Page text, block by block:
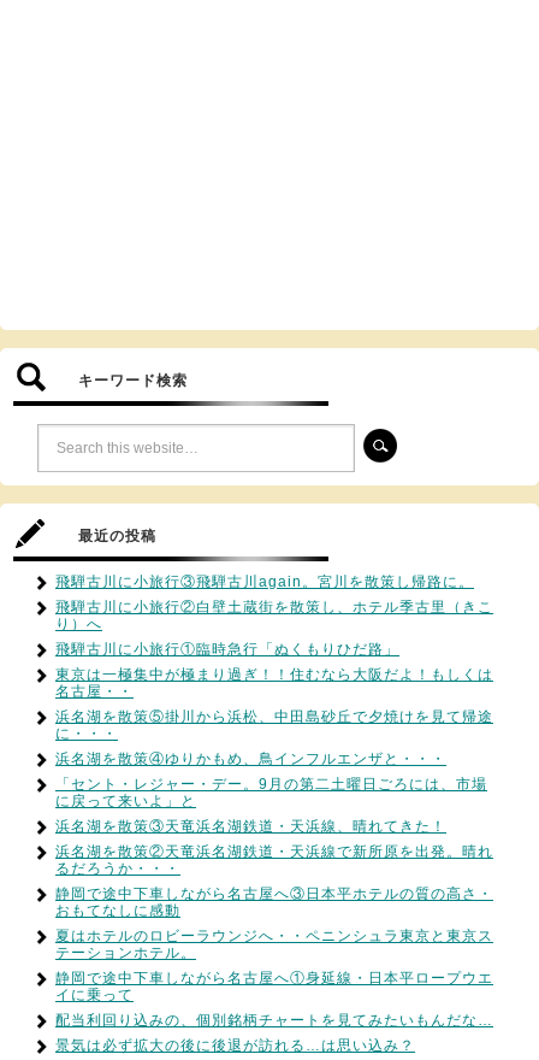
キーワード検索
最近の投稿
飛騨古川に小旅行③飛騨古川again。宮川を散策し帰路に。
飛騨古川に小旅行②白壁土蔵街を散策し、ホテル季古里（きこ
り）へ
飛騨古川に小旅行①臨時急行「ぬくもりひだ路」
東京は一極集中が極まり過ぎ！！住むなら大阪だよ！もしくは
名古屋・・
浜名湖を散策⑤掛川から浜松、中田島砂丘で夕焼けを見て帰途
に・・・
浜名湖を散策④ゆりかもめ、鳥インフルエンザと・・・
「セント・レジャー・デー。9月の第二土曜日ごろには、市場
に戻って来いよ」と
浜名湖を散策③天竜浜名湖鉄道・天浜線、晴れてきた！
浜名湖を散策②天竜浜名湖鉄道・天浜線で新所原を出発。晴れ
るだろうか・・・
静岡で途中下車しながら名古屋へ③日本平ホテルの質の高さ・
おもてなしに感動
夏はホテルのロビーラウンジへ・・ペニンシュラ東京と東京ス
テーションホテル。
静岡で途中下車しながら名古屋へ①身延線・日本平ロープウエ
イに乗って
配当利回り込みの、個別銘柄チャートを見てみたいもんだな…
景気は必ず拡大の後に後退が訪れる…は思い込み？